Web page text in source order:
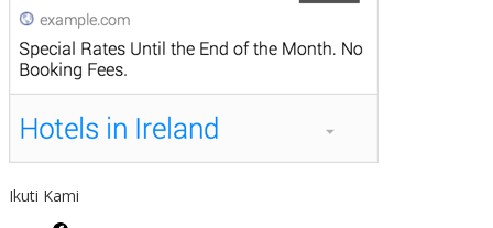
Ikuti Kami